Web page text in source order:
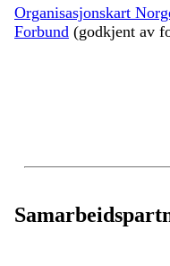
Organisasjonskart
Forbund (godkjent av